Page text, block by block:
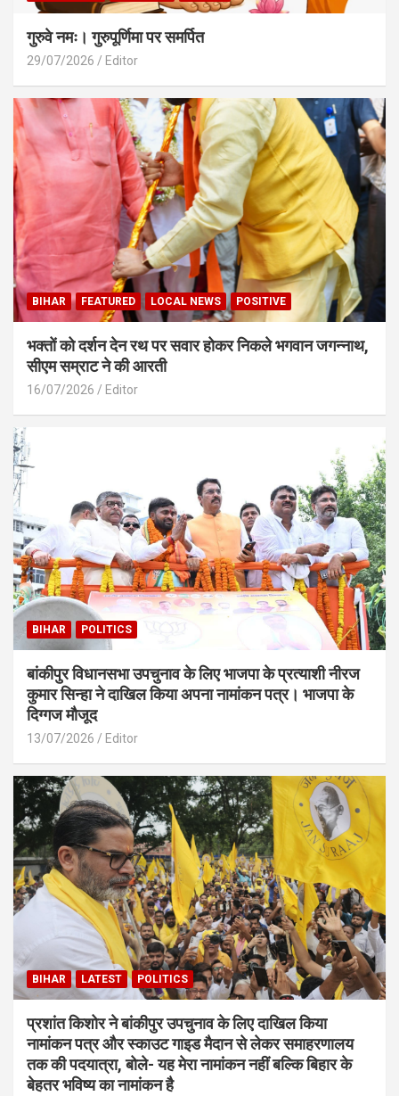
गुरुवे नमः। गुरुपूर्णिमा पर समर्पित
29/07/2026 Editor
BIHAR FEATURED LOCAL NEWS POSITIVE
भक्तों को दर्शन देन रथ पर सवार होकर निकले भगवान जगन्नाथ,
सीएम सम्राट ने की आरती
16/07/2026 Editor
BIHAR POLITICS
बांकीपुर विधानसभा उपचुनाव के लिए भाजपा के प्रत्याशी नीरज
कुमार सिन्हा ने दाखिल किया अपना नामांकन पत्र। भाजपा के
दिग्गज मौजूद
13/07/2026 Editor
BIHAR LATEST POLITICS
प्रशांत किशोर ने बांकीपुर उपचुनाव के लिए दाखिल किया
नामांकन पत्र और स्काउट गाइड मैदान से लेकर समाहरणालय
तक की पदयात्रा, बोले- यह मेरा नामांकन नहीं बल्कि बिहार के
बेहतर भविष्य का नामांकन है